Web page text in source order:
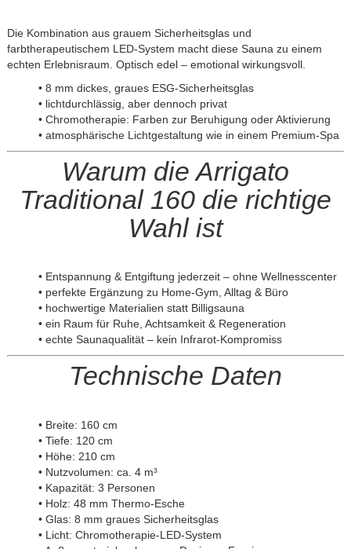
Die Kombination aus grauem Sicherheitsglas und
farbtherapeutischem LED-System macht diese Sauna zu einem
echten Erlebnisraum. Optisch edel – emotional wirkungsvoll.
• 8 mm dickes, graues ESG-Sicherheitsglas
• lichtdurchlässig, aber dennoch privat
• Chromotherapie: Farben zur Beruhigung oder Aktivierung
• atmosphärische Lichtgestaltung wie in einem Premium-Spa
Warum die Arrigato
Traditional 160 die richtige
Wahl ist
• Entspannung & Entgiftung jederzeit – ohne Wellnesscenter
• perfekte Ergänzung zu Home-Gym, Alltag & Büro
• hochwertige Materialien statt Billigsauna
• ein Raum für Ruhe, Achtsamkeit & Regeneration
• echte Saunaqualität – kein Infrarot-Kompromiss
Technische Daten
• Breite: 160 cm
• Tiefe: 120 cm
• Höhe: 210 cm
• Nutzvolumen: ca. 4 m³
• Kapazität: 3 Personen
• Holz: 48 mm Thermo-Esche
• Glas: 8 mm graues Sicherheitsglas
• Licht: Chromotherapie-LED-System